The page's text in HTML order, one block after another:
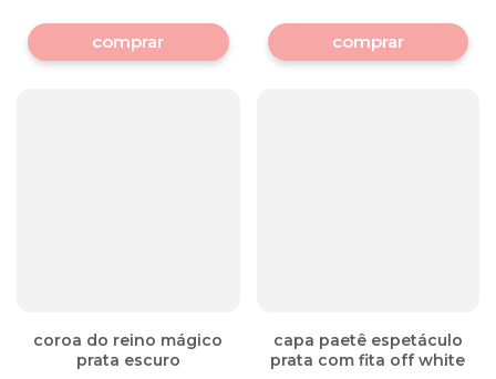
coroa do reino mágico
prata escuro
capa paetê espetáculo
prata com fita off white